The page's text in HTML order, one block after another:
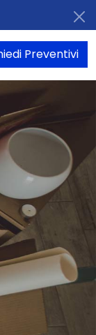
Preventivi